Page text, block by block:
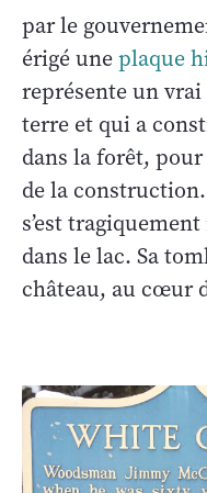
par le
érigé uneplaque
représente un
terre et qui a
dans la forêt,
de la
s’est
dans le lac. Sa
château, au cœur